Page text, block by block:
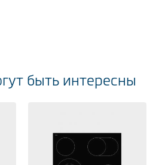
быть интересны